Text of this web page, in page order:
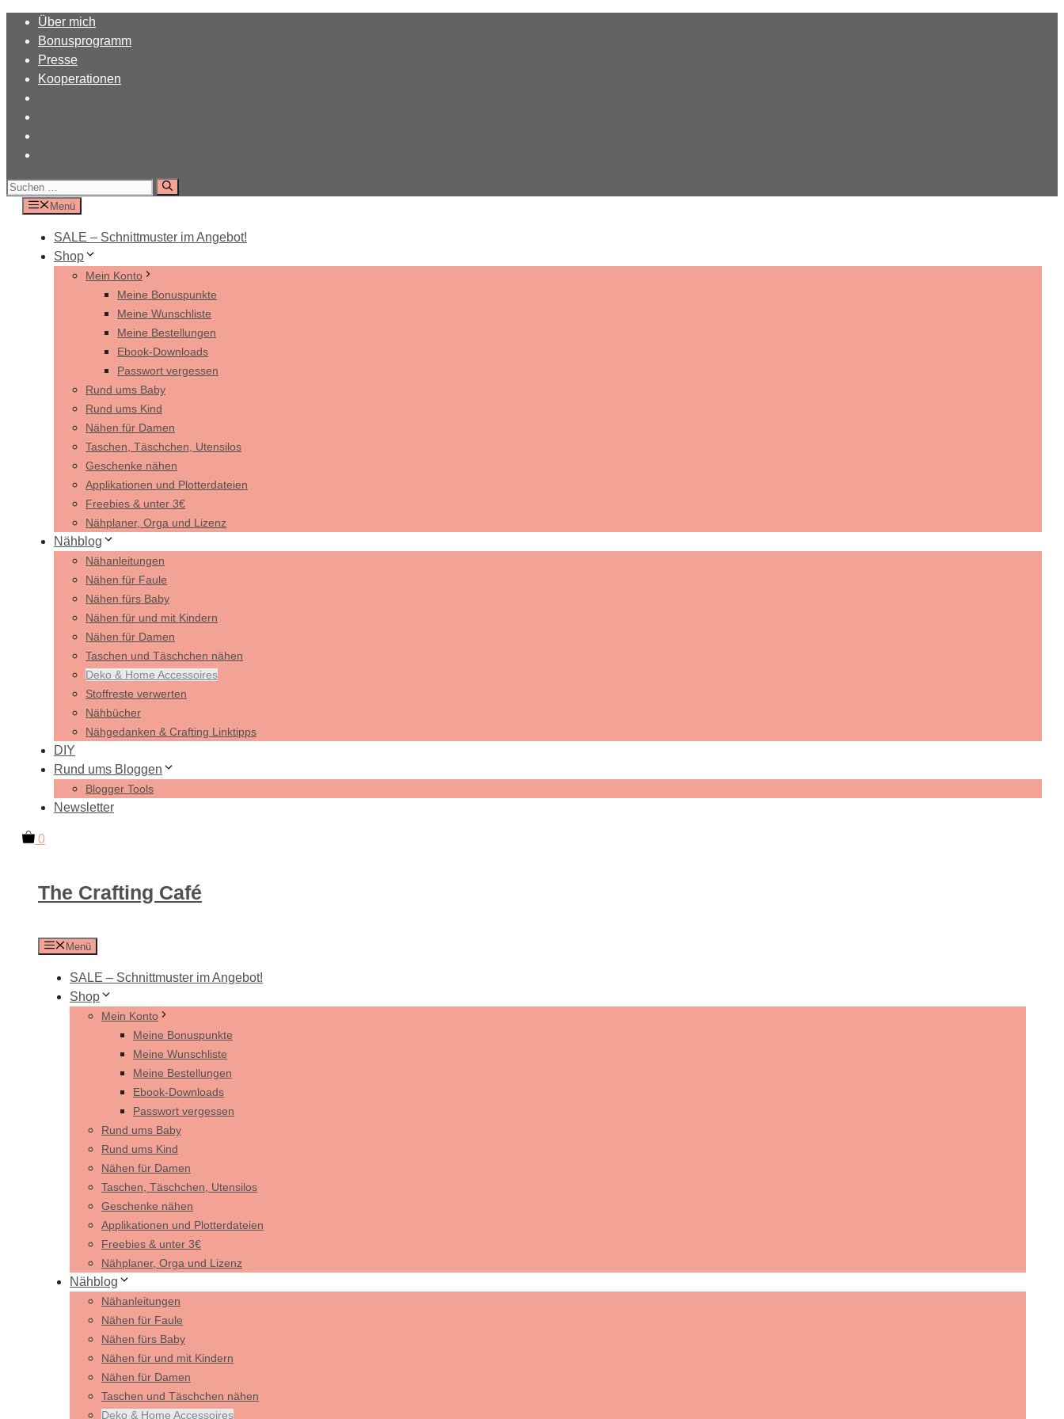
Zum
Inhalt
springen
Über mich
Bonusprogramm
Presse
Kooperationen
Suchen
nach:
Menü
SALE – Schnittmuster im Angebot!
Shop
Mein Konto
Meine Bonuspunkte
Meine Wunschliste
Meine Bestellungen
Ebook-Downloads
Passwort vergessen
Rund ums Baby
Rund ums Kind
Nähen für Damen
Taschen, Täschchen, Utensilos
Geschenke nähen
Applikationen und Plotterdateien
Freebies & unter 3€
Nähplaner, Orga und Lizenz
Nähblog
Nähanleitungen
Nähen für Faule
Nähen fürs Baby
Nähen für und mit Kindern
Nähen für Damen
Taschen und Täschchen nähen
Deko & Home Accessoires
Stoffreste verwerten
Nähbücher
Nähgedanken & Crafting Linktipps
DIY
Rund ums Bloggen
Blogger Tools
Newsletter
0
The Crafting Café
Menü
SALE – Schnittmuster im Angebot!
Shop
Mein Konto
Meine Bonuspunkte
Meine Wunschliste
Meine Bestellungen
Ebook-Downloads
Passwort vergessen
Rund ums Baby
Rund ums Kind
Nähen für Damen
Taschen, Täschchen, Utensilos
Geschenke nähen
Applikationen und Plotterdateien
Freebies & unter 3€
Nähplaner, Orga und Lizenz
Nähblog
Nähanleitungen
Nähen für Faule
Nähen fürs Baby
Nähen für und mit Kindern
Nähen für Damen
Taschen und Täschchen nähen
Deko & Home Accessoires